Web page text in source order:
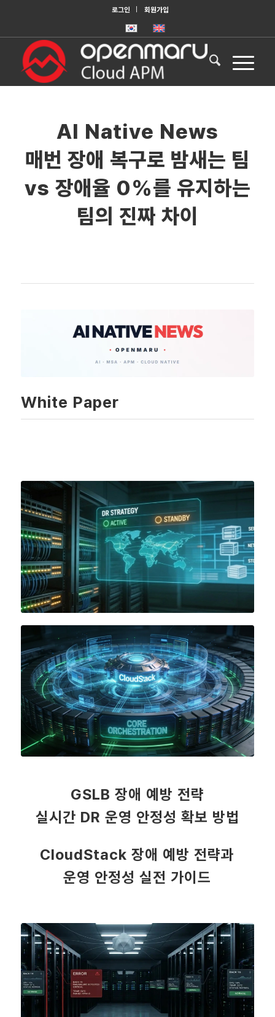
로그인 회원가입
AI Native News
매번 장애 복구로 밤새는 팀
vs 장애율 0%를 유지하는
팀의 진짜 차이
White Paper
GSLB 장애 예방 전략
실시간 DR 운영 안정성 확보 방법
CloudStack 장애 예방 전략과
운영 안정성 실전 가이드